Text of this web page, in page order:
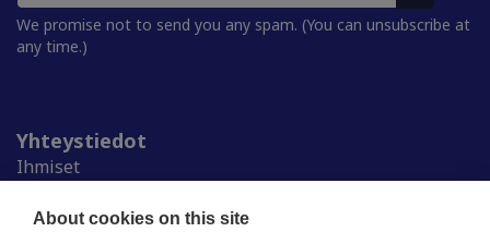
About cookies on this site
We promise not to send you any spam. (You can unsubscribe at
any time.)
Yhteystiedot
Ihmiset
Ylioppilaskunnat